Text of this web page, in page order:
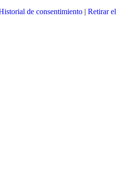
de consentimiento | Retirar el